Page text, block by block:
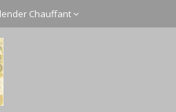
Chauffant